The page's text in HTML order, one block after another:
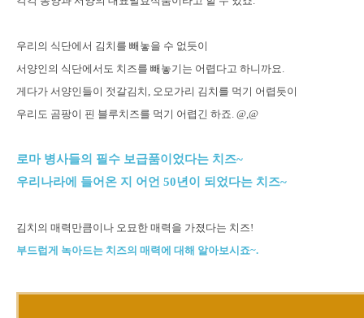
우리의 식단에서 김치를 빼놓을 수 없듯이
서양인의 식단에서도 치즈를 빼놓기는 어렵다고 하니까요.
게다가 서양인들이 젓갈김치, 오모가리 김치를 먹기 어렵듯이
우리도 곰팡이 핀 블루치즈를 먹기 어렵긴 하죠. @,@
로마 병사들의 필수 보급품이었다는 치즈~
우리나라에 들어온 지 어언 50년이 되었다는 치즈~
김치의 매력만큼이나 오묘한 매력을 가졌다는 치즈!
부드럽게 녹아드는 치즈의 매력에 대해 알아보시죠~.